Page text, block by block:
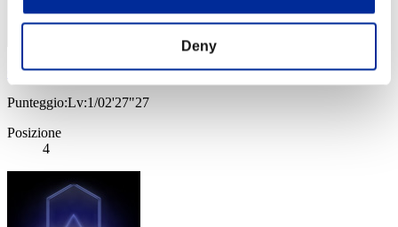
Deny
CarvedBard4
Punteggio:Lv:1/02'27"27
Posizione
4